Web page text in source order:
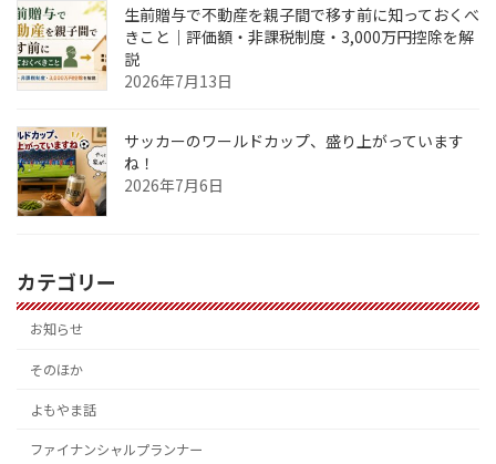
生前贈与で不動産を親子間で移す前に知っておくべ
きこと｜評価額・非課税制度・3,000万円控除を解
説
2026年7月13日
サッカーのワールドカップ、盛り上がっています
ね！
2026年7月6日
カテゴリー
お知らせ
そのほか
よもやま話
ファイナンシャルプランナー